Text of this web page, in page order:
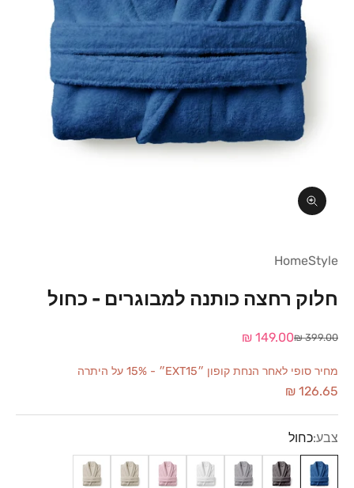
תקריב
HomeStyle
חלוק רחצה כותנה למבוגרים - כחול
מחיר מבצע
149.00 ₪ מחיר רגיל
399.00 ₪
מחיר סופי לאחר הנחת קופון ״EXT15״ - 15% על היתרה
126.65 ₪
צבע:כחול
כחול
אפור כההאפור בהיר
לבן ורוד קפה אבן